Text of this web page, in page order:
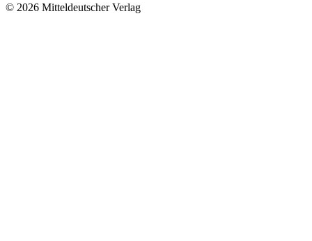
© 2026 Mitteldeutscher Verlag